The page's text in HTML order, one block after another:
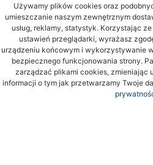
Używamy plików cookies oraz
umieszczanie naszym zewnętrznym
usług, reklamy, statystyk. Korzystając
ustawień przeglądarki, wyrażasz
urządzeniu końcowym i wykorzystywanie
bezpiecznego funkcjonowania strony.
zarządzać plikami cookies, zmieniając
informacji o tym jak przetwarzamy Twoje